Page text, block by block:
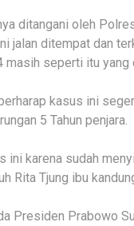
ditangani oleh
jalan ditempat dan
seperti itu yang
kasus ini
5 Tahun penjara.
ini karena sudah
Rita Tjung ibu
Presiden Prabowo